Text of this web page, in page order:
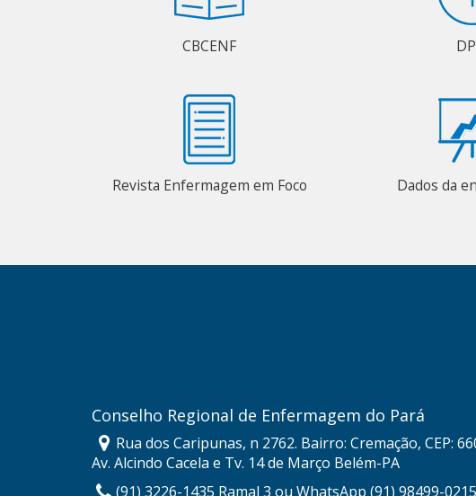
CBCENF
Revista Enfermagem em Foco Dados da
Conselho Regional de Enfermagem do Pará
Rua dos Caripunas, n 2762. Bairro: Cremação, CEP:
Av. Alcindo Cacela e Tv. 14 de Março Belém-PA
(91) 3226-1435 Ramal 3 ou WhatsApp (91) 98499-0215